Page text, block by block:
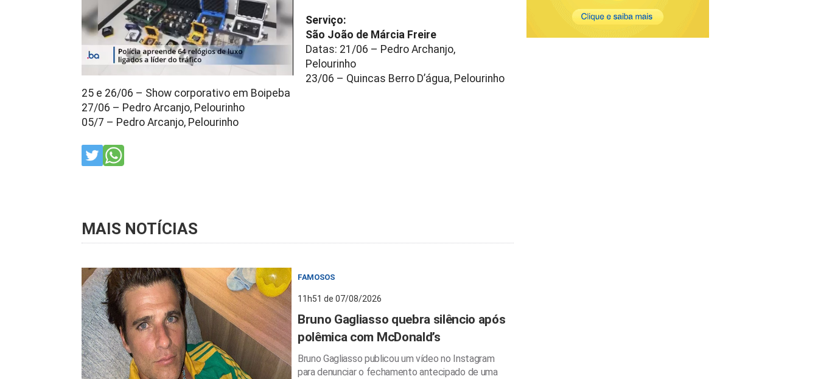
Serviço:
São João de Márcia Freire
Datas: 21/06 – Pedro Archanjo,
Pelourinho
23/06 – Quincas Berro D’água, Pelourinho
25 e 26/06 – Show corporativo em Boipeba
27/06 – Pedro Arcanjo, Pelourinho
05/7 – Pedro Arcanjo, Pelourinho
MAIS NOTÍCIAS
FAMOSOS
11h51 de 07/08/2026
Bruno Gagliasso quebra silêncio após
polêmica com McDonald’s
Bruno Gagliasso publicou um vídeo no Instagram
para denunciar o fechamento antecipado de uma